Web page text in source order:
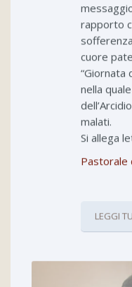
rapporto
cuore
“Giornata
nella
malati.
Si allega
Pastorale
LEGGI